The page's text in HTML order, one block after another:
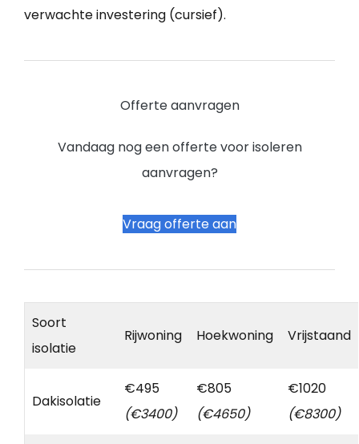
verwachte investering (cursief).
Offerte aanvragen
Vandaag nog een offerte voor isoleren
aanvragen?
Vraag offerte aan
Soort
isolatie
Rijwoning Hoekwoning Vrijstaand
Dakisolatie
€495
(€3400)
€805
(€4650)
€1020
(€8300)